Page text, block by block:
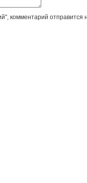
комментарий отправится